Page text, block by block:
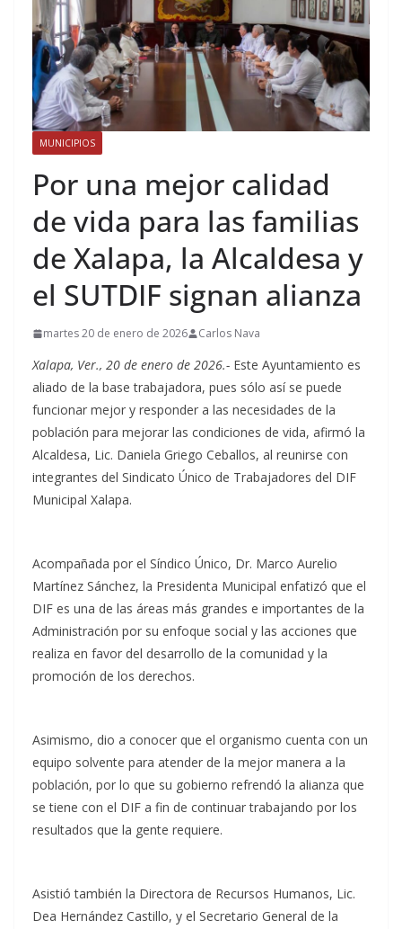
MUNICIPIOS
Por una mejor calidad
de vida para las familias
de Xalapa, la Alcaldesa y
el SUTDIF signan alianza
martes 20 de enero de 2026 Carlos Nava
Xalapa, Ver., 20 de enero de 2026.- Este Ayuntamiento es
aliado de la base trabajadora, pues sólo así se puede
funcionar mejor y responder a las necesidades de la
población para mejorar las condiciones de vida, afirmó la
Alcaldesa, Lic. Daniela Griego Ceballos, al reunirse con
integrantes del Sindicato Único de Trabajadores del DIF
Municipal Xalapa.
Acompañada por el Síndico Único, Dr. Marco Aurelio
Martínez Sánchez, la Presidenta Municipal enfatizó que el
DIF es una de las áreas más grandes e importantes de la
Administración por su enfoque social y las acciones que
realiza en favor del desarrollo de la comunidad y la
promoción de los derechos.
Asimismo, dio a conocer que el organismo cuenta con un
equipo solvente para atender de la mejor manera a la
población, por lo que su gobierno refrendó la alianza que
se tiene con el DIF a fin de continuar trabajando por los
resultados que la gente requiere.
Asistió también la Directora de Recursos Humanos, Lic.
Dea Hernández Castillo, y el Secretario General de la